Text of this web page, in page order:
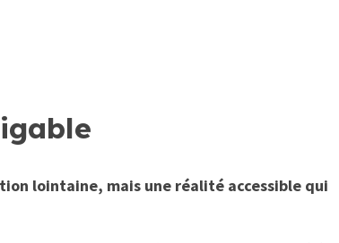
lointaine, mais une réalité accessible qui